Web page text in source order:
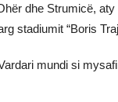
dhe Strumicë,
stadiumit “Boris
mundi si